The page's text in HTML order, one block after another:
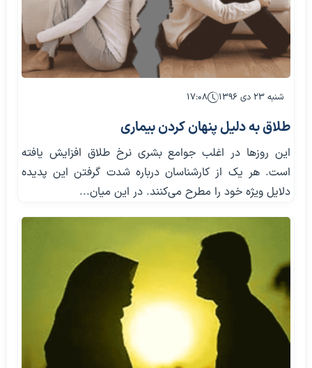
شنبه ۲۳ دی ۱۳۹۶ ۱۷:۰۸
طلاق به دلیل پنهان‌‌ کردن بیماری
این روزها در اغلب جوامع بشری نرخ طلاق افزایش یافته
است. هر یک از کارشناسان درباره شدت گرفتن این پدیده
دلایل ویژه خود را مطرح می‌کنند. در این میان...